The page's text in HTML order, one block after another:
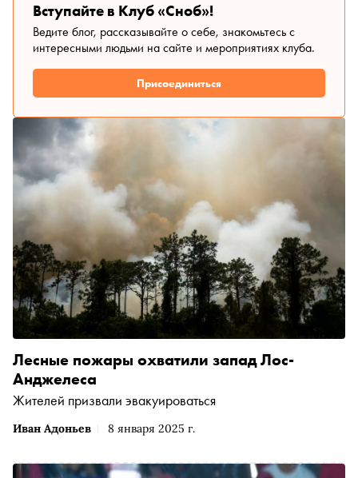
Вступайте в Клуб «Сноб»!
Ведите блог, рассказывайте о себе, знакомьтесь с
интересными людьми на сайте и мероприятиях клуба.
Присоединиться
Иван Адоньев 8 января 2025 г.
Лесные пожары охватили запад Лос-
Анджелеса
Жителей призвали эвакуироваться